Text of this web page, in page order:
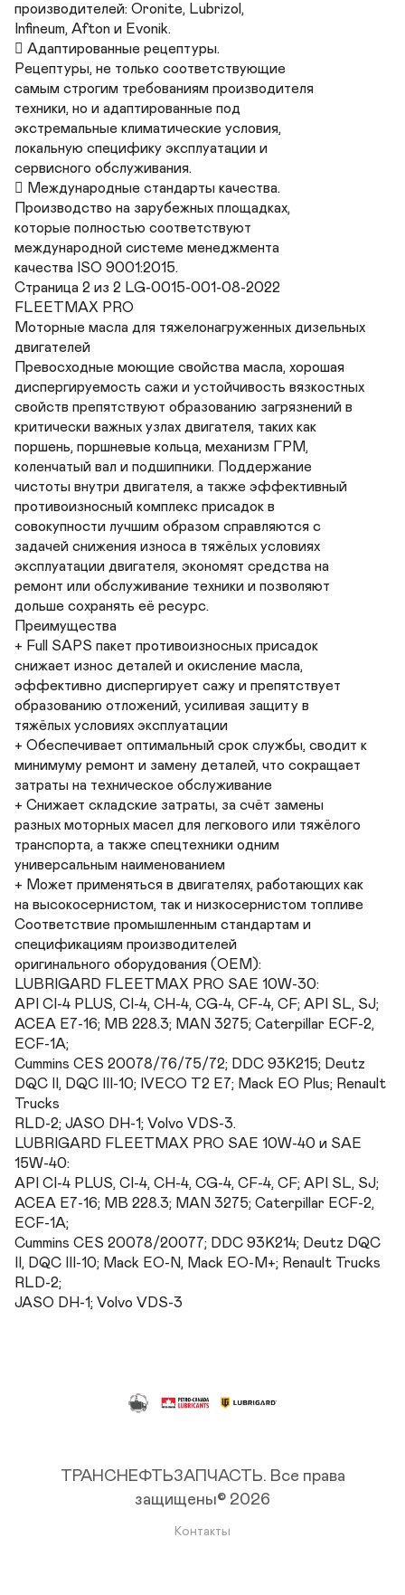
производителей: Oronite, Lubrizol,
Infineum, Afton и Evonik.
 Адаптированные рецептуры.
Рецептуры, не только соответствующие
самым строгим требованиям производителя
техники, но и адаптированные под
экстремальные климатические условия,
локальную специфику эксплуатации и
сервисного обслуживания.
 Международные стандарты качества.
Производство на зарубежных площадках,
которые полностью соответствуют
международной системе менеджмента
качества ISO 9001:2015.
Страница 2 из 2 LG-0015-001-08-2022
FLEETMAX PRO
Моторные масла для тяжелонагруженных дизельных
двигателей
Превосходные моющие свойства масла, хорошая
диспергируемость сажи и устойчивость вязкостных
свойств препятствуют образованию загрязнений в
критически важных узлах двигателя, таких как
поршень, поршневые кольца, механизм ГРМ,
коленчатый вал и подшипники. Поддержание
чистоты внутри двигателя, а также эффективный
противоизносный комплекс присадок в
совокупности лучшим образом справляются с
задачей снижения износа в тяжёлых условиях
эксплуатации двигателя, экономят средства на
ремонт или обслуживание техники и позволяют
дольше сохранять её ресурс.
Преимущества
+ Full SAPS пакет противоизносных присадок
снижает износ деталей и окисление масла,
эффективно диспергирует сажу и препятствует
образованию отложений, усиливая защиту в
тяжёлых условиях эксплуатации
+ Обеспечивает оптимальный срок службы, сводит к
минимуму ремонт и замену деталей, что сокращает
затраты на техническое обслуживание
+ Снижает складские затраты, за счёт замены
разных моторных масел для легкового или тяжёлого
транспорта, а также спецтехники одним
универсальным наименованием
+ Может применяться в двигателях, работающих как
на высокосернистом, так и низкосернистом топливе
Соответствие промышленным стандартам и
спецификациям производителей
оригинального оборудования (OEM):
LUBRIGARD FLEETMAX PRO SAE 10W-30:
API CI-4 PLUS, CI-4, CH-4, CG-4, CF-4, CF; API SL, SJ;
ACEA E7-16; MB 228.3; MAN 3275; Caterpillar ECF-2,
ECF-1A;
Cummins CES 20078/76/75/72; DDC 93K215; Deutz
DQC II, DQC III-10; IVECO T2 E7; Mack EO Plus; Renault
Trucks
RLD-2; JASO DH-1; Volvo VDS-3.
LUBRIGARD FLEETMAX PRO SAE 10W-40 и SAE
15W-40:
API CI-4 PLUS, CI-4, CH-4, CG-4, CF-4, CF; API SL, SJ;
ACEA E7-16; MB 228.3; MAN 3275; Caterpillar ECF-2,
ECF-1A;
Cummins CES 20078/20077; DDC 93K214; Deutz DQC
II, DQC III-10; Mack EO-N, Mack EO-M+; Renault Trucks
RLD-2;
JASO DH-1; Volvo VDS-3
ТРАНСНЕФТЬЗАПЧАСТЬ. Все права
защищены© 2026
Контакты